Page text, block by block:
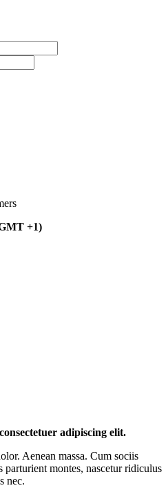
+1)
adipiscing elit.
Aenean massa. Cum sociis
parturient montes, nascetur ridiculus
nec.